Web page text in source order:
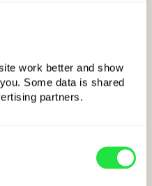
work better and show
Some data is shared
partners.
KONTO